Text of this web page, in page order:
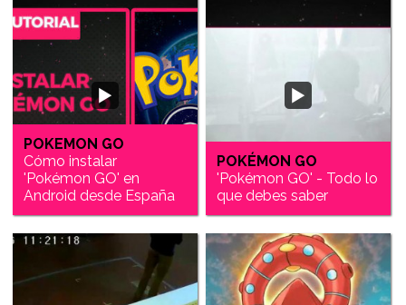
POKEMON GO
Cómo instalar
'Pokémon GO' en
Android desde España
POKÉMON GO
'Pokémon GO' - Todo lo
que debes saber